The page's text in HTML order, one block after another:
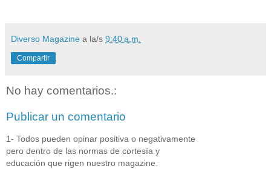
Diverso Magazine a la/s 9:40 a.m.
Compartir
No hay comentarios.:
Publicar un comentario
1- Todos pueden opinar positiva o negativamente
pero dentro de las normas de cortesía y
educación que rigen nuestro magazine.